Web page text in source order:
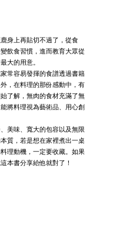
身上再貼切不過了，從食
飲食習慣，進而教育大眾從
大的用意。
常容易發揮的食譜透過書籍
，在料理的那份感動中，有
了解，無肉的食材充滿了無
將料理視為藝術品、用心創
美味、寬大的包容以及無限
質，若是想在家裡煮出一桌
理動機，一定要收藏。如果
本書分享給他就對了！